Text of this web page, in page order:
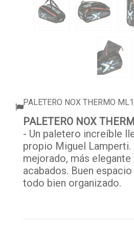
PALETERO NOX THERMO
PALETERO NOX
- Un paletero increíble
propio Miguel Lamperti.
mejorado, más
acabados. Buen
todo bien organizado.